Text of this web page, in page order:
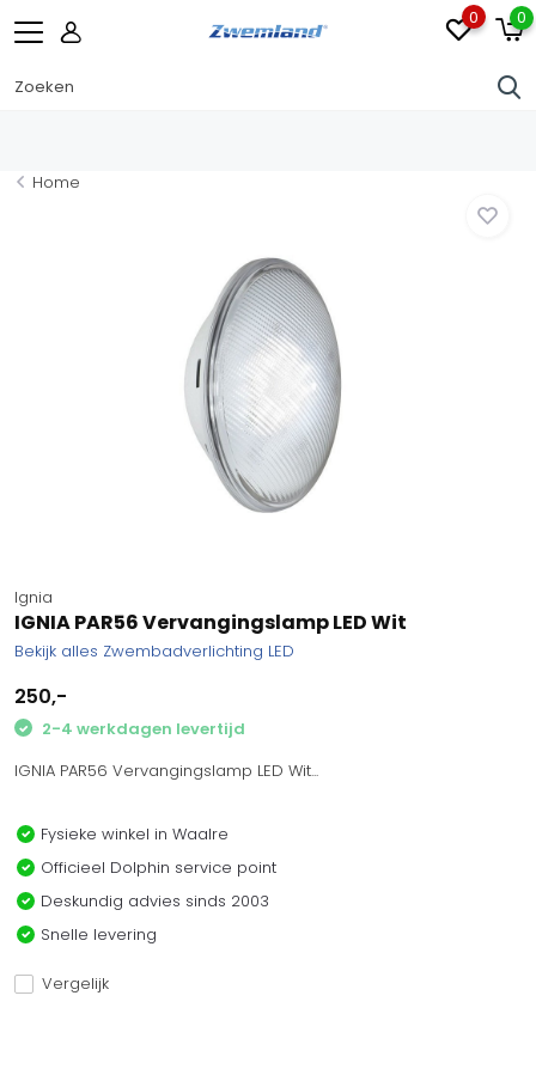
0 0
Home
Ignia
IGNIA PAR56 Vervangingslamp LED Wit
Bekijk alles Zwembadverlichting LED
250,-
2-4 werkdagen levertijd
IGNIA PAR56 Vervangingslamp LED Wit...
Fysieke winkel in Waalre
Officieel Dolphin service point
Deskundig advies sinds 2003
Snelle levering
Vergelijk